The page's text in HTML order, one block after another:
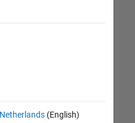
Netherlands(English)